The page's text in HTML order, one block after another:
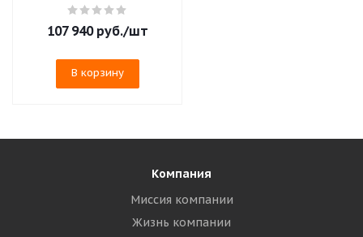
107 940руб./шт
В корзину
Компания
Миссия компании
Жизнь компании